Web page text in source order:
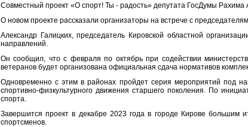
Совместный проект «О спорт! Ты - радость» депутата ГосДумы Рахима
О новом проекте рассказали организаторы на встрече с
Александр Галицких, председатель Кировской областной
направлений.
Он сообщил, что с февраля по октябрь при содействии
ветеранов будет организована официальная сдача нормативов
Одновременно с этим в районах пройдет серия мероприятий под
спортивно-физкультурного движения старшего поколения. По
спорта.
Завершится проект в декабре 2023 года в городе Кирове большим
спортсменов.